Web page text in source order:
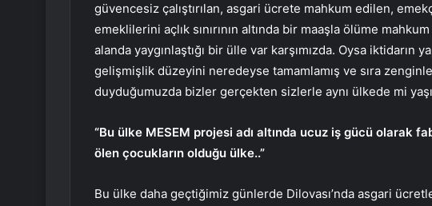
güvencesiz çalıştırılan, asgari ücrete mahkum edilen,
emeklilerini açlık sınırının altında bir maaşla ölüme
alanda yaygınlaştığı bir ülle var karşımızda. Oysa iktidarın
gelişmişlik düzeyini neredeyse tamamlamış ve sıra
duyduğumuzda bizler gerçekten sizlerle aynı ülkede mi
“Bu ülke MESEM projesi adı altında ucuz iş gücü olarak
ölen çocukların olduğu ülke..”
Bu ülke daha geçtiğimiz günlerde Dilovası’nda asgari